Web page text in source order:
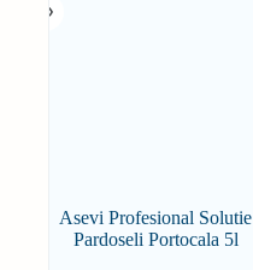
Asevi Profesional Solutie
Pardoseli Portocala 5l